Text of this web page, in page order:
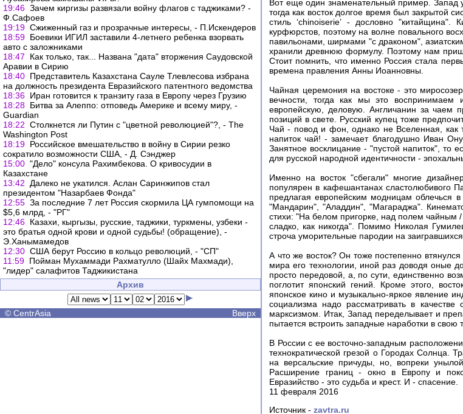
19:46 Зачем киргизы развязали войну флагов с таджиками? -
Ф.Сафоев
19:19 Сжиженный газ и прозрачные интересы, - П.Искендеров
18:59 Боевики ИГИЛ заставили 4-летнего ребенка взорвать
авто с заложниками
18:47
Как только, так... Названа "дата" вторжения Саудовской
Аравии в Сирию
18:40 Представитель Казахстана Сауле Тлевлесова избрана
на должность президента Евразийского патентного ведомства
18:36 Иран готовится к транзиту газа в Европу через Грузию
18:28 Битва за Алеппо: отповедь Америке и всему миру, -
Guardian
18:22 Столкнется ли Путин с "цветной революцией"?, - The
Washington Post
18:19 Российское вмешательство в войну в Сирии резко
сократило возможности США, - Д. Сэнджер
15:00 "Дело" консула Рахимбекова. О кривосудии в
Казахстане
13:42
Далеко не укатился. Аслан Саринжипов стал
президентом "Назарбаев Фонда"
12:55 За последние 7 лет Россия скормила ЦА гумпомощи на
$5,6 млрд, - "РГ"
12:46 Казахи, кыргызы, русские, таджики, туркмены, узбеки -
это братья одной крови и одной судьбы! (обращение), -
Э.Ханымамедов
12:30 США берут Россию в кольцо революций, - "СП"
11:59 Пойман Мухаммади Рахматулло (Шайх Махмади),
"лидер" салафитов Таджикистана
Архив
© CentrAsia Вверх
Вот еще один знаменательный пример. Запад
тогда как восток долгое время был закрытой
стиль ‘chinoiserie’ - дословно
курфюрстов, поэтому на волне повального
павильонами, ширмами "с драконом",
хранили древнюю формулу. Поэтому нам
Стоит помнить, что именно Россия стала
времена правления Анны Иоанновны.
Чайная церемония на востоке - это
вечности, тогда как мы это воспринимаем
европейскую, деловую. Англичанин за чаем
позиций в свете. Русский купец тоже
Чай - повод и фон, однако не Вселенная, как
напиток чай! - замечает благодушно Иван
Занятное восклицание - "пустой напиток", то
для русской народной идентичности -
Именно на восток "сбегали" многие
популярен в кафешантанах сластолюбивого
предлагая европейским модницам облечься
"Мандарин", "Аладдин", "Магараджа".
стихи: "На белом пригорке, над полем чайным
сладко, как никогда". Помимо Николая
строча уморительные пародии на заигравшихся
А что же восток? Он тоже постепенно
мира его технологии, иной раз доводя оные
просто передовой, а, по сути, единственно
поглотит японский гений. Кроме этого,
японское кино и музыкально-яркое явление
социализма надо рассматривать в
марксизмом. Итак, Запад переделывает и
пытается встроить западные наработки в
В России с ее восточно-западным
технократической грезой о Городах
на версальские причуды, но, вопреки
Расширение границ - окно в Европу и
Евразийство - это судьба и крест. И - спасение.
11 февраля 2016
Источник - zavtra.ru